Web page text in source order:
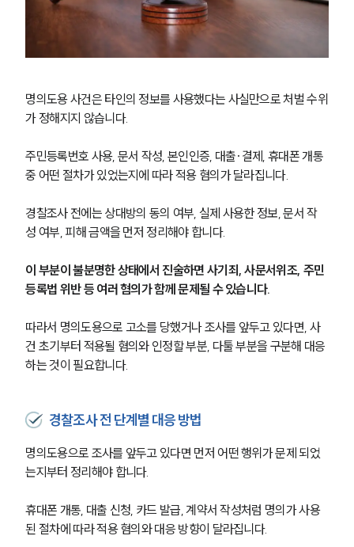
명의도용 사건은 타인의 정보를 사용했다는 사실만으로 처벌 수위
가 정해지지 않습니다.
주민등록번호 사용, 문서 작성, 본인인증, 대출·결제, 휴대폰 개통
중 어떤 절차가 있었는지에 따라 적용 혐의가 달라집니다.
경찰조사 전에는 상대방의 동의 여부, 실제 사용한 정보, 문서 작
성 여부, 피해 금액을 먼저 정리해야 합니다.
이 부분이 불분명한 상태에서 진술하면 사기죄, 사문서위조, 주민
등록법 위반 등 여러 혐의가 함께 문제될 수 있습니다.
따라서 명의도용으로 고소를 당했거나 조사를 앞두고 있다면, 사
건 초기부터 적용될 혐의와 인정할 부분, 다툴 부분을 구분해 대응
하는 것이 필요합니다.
경찰조사 전 단계별 대응 방법
명의도용으로 조사를 앞두고 있다면 먼저 어떤 행위가 문제 되었
는지부터 정리해야 합니다.
휴대폰 개통, 대출 신청, 카드 발급, 계약서 작성처럼 명의가 사용
된 절차에 따라 적용 혐의와 대응 방향이 달라집니다.